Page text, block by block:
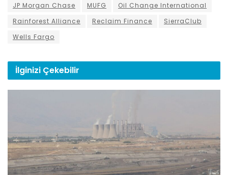
JP Morgan Chase
MUFG
Oil Change International
Rainforest Alliance
Reclaim Finance
SierraClub
Wells Fargo
İlginizi Çekebilir